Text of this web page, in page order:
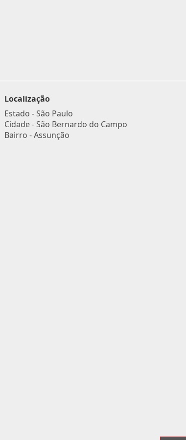
Localização
Estado -São Paulo
Cidade -São Bernardo do Campo
Bairro -Assunção